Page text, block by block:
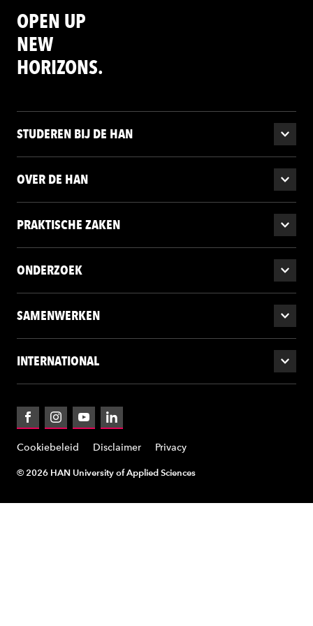
OPEN UP
NEW
HORIZONS.
STUDEREN BIJ DE HAN
OVER DE HAN
PRAKTISCHE ZAKEN
ONDERZOEK
SAMENWERKEN
INTERNATIONAL
FacebookInstagramYouTubeLinkedIn
Cookiebeleid Disclaimer Privacy
© 2026 HAN University of Applied Sciences